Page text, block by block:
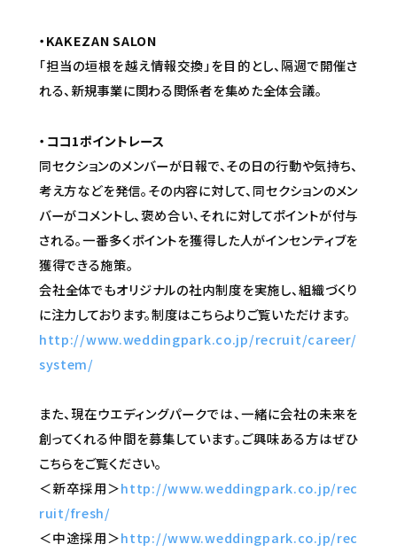
・KAKEZAN SALON
「担当の垣根を越え情報交換」を目的とし、隔週で開催さ
れる、新規事業に関わる関係者を集めた全体会議。
・ココ1ポイントレース
同セクションのメンバーが日報で、その日の行動や気持ち、
考え方などを発信。その内容に対して、同セクションのメン
バーがコメントし、褒め合い、それに対してポイントが付与
される。一番多くポイントを獲得した人がインセンティブを
獲得できる施策。
会社全体でもオリジナルの社内制度を実施し、組織づくり
に注力しております。制度はこちらよりご覧いただけます。
http://www.weddingpark.co.jp/recruit/career/
system/
また、現在ウエディングパークでは、一緒に会社の未来を
創ってくれる仲間を募集しています。ご興味ある方はぜひ
こちらをご覧ください。
＜新卒採用＞http://www.weddingpark.co.jp/rec
ruit/fresh/
＜中途採用＞http://www.weddingpark.co.jp/rec